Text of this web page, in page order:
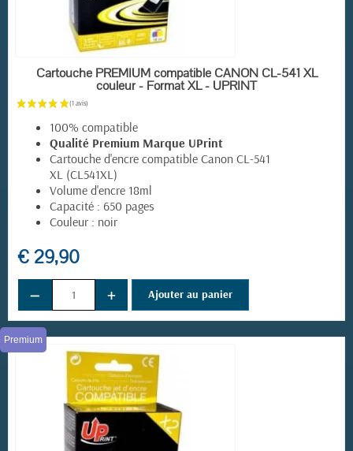
EN STOCK
Cartouche PREMIUM compatible CANON CL-541 XL
couleur - Format XL - UPRINT
100% compatible
Qualité Premium Marque UPrint
Cartouche d'encre compatible Canon CL-541
XL (CL541XL)
Volume d'encre 18ml
Capacité : 650 pages
Couleur : noir
€ 29,90
− + Ajouter au panier
Premium